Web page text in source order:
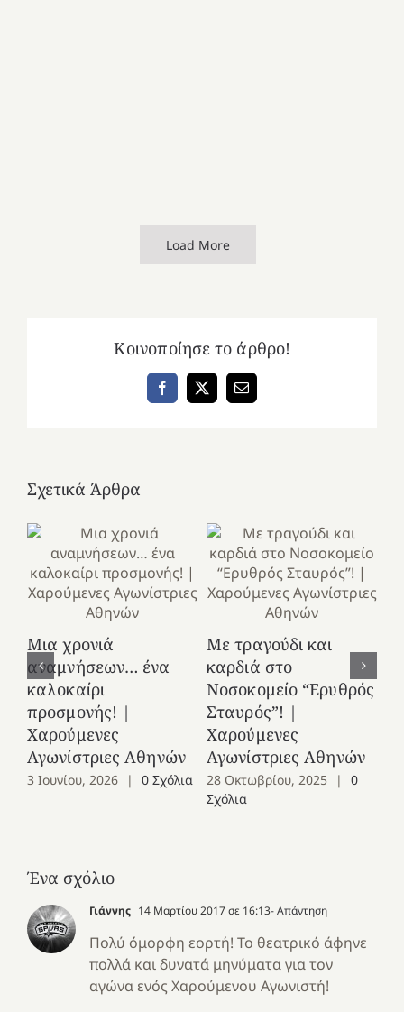
Load More
Κοινοποίησε το άρθρο!
Facebook
X Email
Σχετικά Άρθρα
Μια χρονιά
αναμνήσεων… ένα
καλοκαίρι
προσμονής! |
Χαρούμενες
Αγωνίστριες Αθηνών
3 Ιουνίου, 2026 | 0 Σχόλια
Με τραγούδι και
καρδιά στο
Νοσοκομείο “Ερυθρός
Σταυρός”! |
Χαρούμενες
Αγωνίστριες Αθηνών
28 Οκτωβρίου, 2025 |
0
Σχόλια
Ένα σχόλιο
Γιάννης 14 Μαρτίου 2017 σε 16:13- Απάντηση
Πολύ όμορφη εορτή! Το θεατρικό άφηνε
πολλά και δυνατά μηνύματα για τον
αγώνα ενός Χαρούμενου Αγωνιστή!